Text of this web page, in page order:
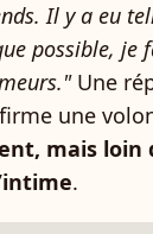
Il y a eu
possible, je
Une
une
mais loin
.